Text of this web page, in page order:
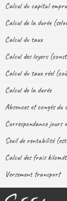
Calcul du capital
Calcul de la durée
Calcul du taux
Calcul des loyers
Calcul du taux réel
Calcul de la durée
Absences et congés du
Correspondance jours
Seuil de rentabilité
Calcul des frais
Versement transport